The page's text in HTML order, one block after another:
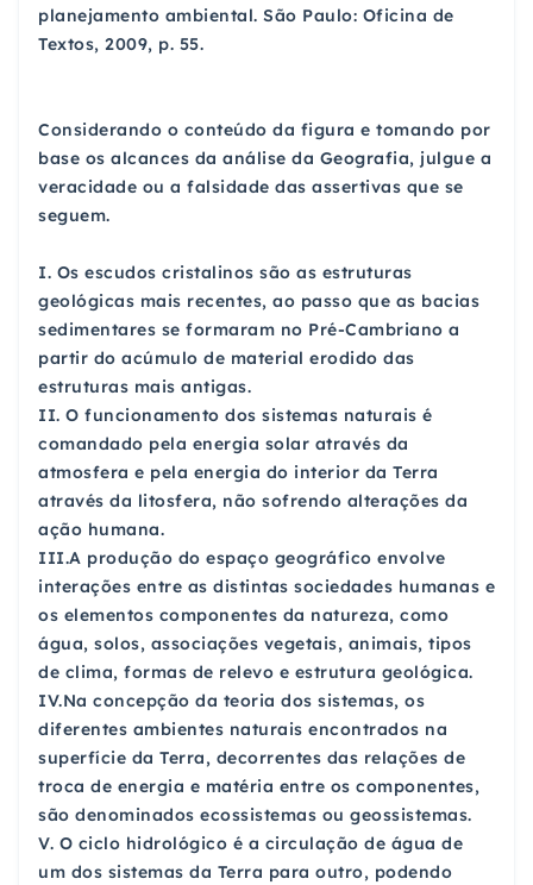
planejamento ambiental. São Paulo: Oficina de
Textos, 2009, p. 55.
Considerando o conteúdo da figura e tomando por
base os alcances da análise da Geografia, julgue a
veracidade ou a falsidade das assertivas que se
seguem.
I. Os escudos cristalinos são as estruturas
geológicas mais recentes, ao passo que as bacias
sedimentares se formaram no Pré-Cambriano a
partir do acúmulo de material erodido das
estruturas mais antigas.
II. O funcionamento dos sistemas naturais é
comandado pela energia solar através da
atmosfera e pela energia do interior da Terra
através da litosfera, não sofrendo alterações da
ação humana.
III.A produção do espaço geográfico envolve
interações entre as distintas sociedades humanas e
os elementos componentes da natureza, como
água, solos, associações vegetais, animais, tipos
de clima, formas de relevo e estrutura geológica.
IV.Na concepção da teoria dos sistemas, os
diferentes ambientes naturais encontrados na
superfície da Terra, decorrentes das relações de
troca de energia e matéria entre os componentes,
são denominados ecossistemas ou geossistemas.
V. O ciclo hidrológico é a circulação de água de
um dos sistemas da Terra para outro, podendo